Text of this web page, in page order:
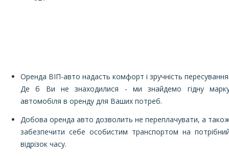
Оренда ВІП-авто надасть комфорт і зручність
Де б Ви не знаходилися - ми знайдемо гідну
автомобіля в оренду для Ваших потреб.
Добова оренда авто дозволить не переплачувати, а
забезпечити себе особистим транспортом на
відрізок часу.